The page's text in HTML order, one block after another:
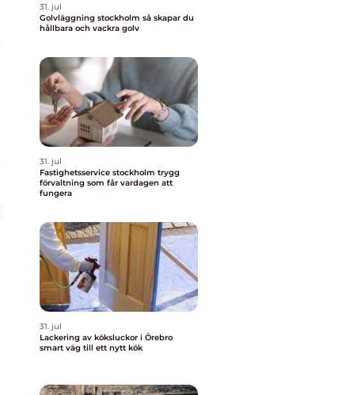
31. jul
Golvläggning stockholm så skapar du
hållbara och vackra golv
31. jul
Fastighetsservice stockholm trygg
förvaltning som får vardagen att
fungera
31. jul
Lackering av köksluckor i Örebro
smart väg till ett nytt kök